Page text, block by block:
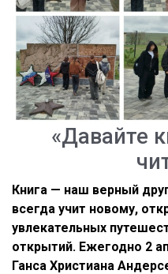
«Давайте
Книга — наш верный
всегда учит новому,
увлекательных
открытий. Ежегодно 2
Ганса Христиана